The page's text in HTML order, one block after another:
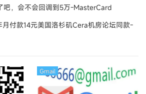
吧，会不会回调到5万-MasterCard
付款14元美国洛杉矶Cera机房论坛同款-
Gmail